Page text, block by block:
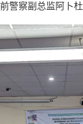
警察副总监阿卜杜